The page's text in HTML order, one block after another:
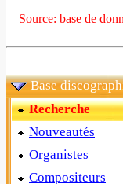
Source: base de
Base
Recherche
Nouveautés
Organistes
Compositeurs